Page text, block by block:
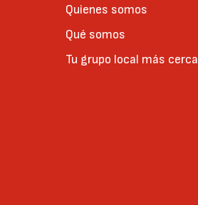
Quienes somos
Qué somos
Tu grupo local más